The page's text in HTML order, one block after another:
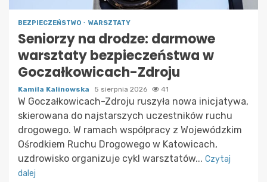
BEZPIECZEŃSTWO WARSZTATY
Seniorzy na drodze: darmowe
warsztaty bezpieczeństwa w
Goczałkowicach-Zdroju
Kamila Kalinowska 5 sierpnia 2026 41
W Goczałkowicach-Zdroju ruszyła nowa inicjatywa,
skierowana do najstarszych uczestników ruchu
drogowego. W ramach współpracy z Wojewódzkim
Ośrodkiem Ruchu Drogowego w Katowicach,
uzdrowisko organizuje cykl warsztatów... Czytaj
dalej